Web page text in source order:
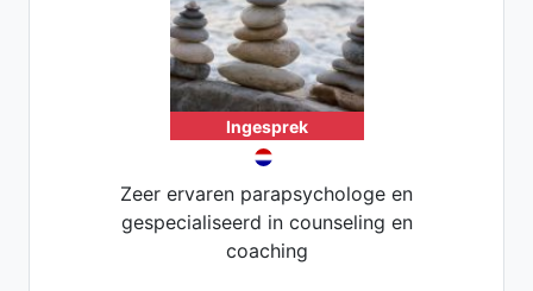
Ingesprek
Zeer ervaren parapsychologe en
gespecialiseerd in counseling en
coaching